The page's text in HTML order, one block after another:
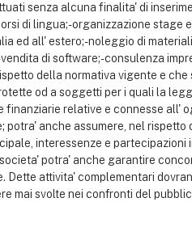
senza alcuna finalita' di
di lingua;- organizzazione stage
ed all' estero;- noleggio di
di software;- consulenza
della normativa vigente e
od a soggetti per i quali la
finanziarie relative e connesse all'
anche assumere, nel rispetto
interessenze e partecipazioni
potra' anche garantire
attivita' complementari
mai svolte nei confronti del